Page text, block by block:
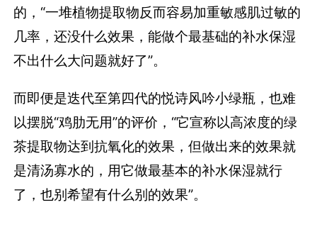
的，“一堆植物提取物反而容易加重敏感肌过敏的
几率，还没什么效果，能做个最基础的补水保湿
不出什么大问题就好了”。
而即便是迭代至第四代的悦诗风吟小绿瓶，也难
以摆脱“鸡肋无用”的评价，“它宣称以高浓度的绿
茶提取物达到抗氧化的效果，但做出来的效果就
是清汤寡水的，用它做最基本的补水保湿就行
了，也别希望有什么别的效果”。